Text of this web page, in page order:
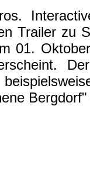
Trailer zu
01.